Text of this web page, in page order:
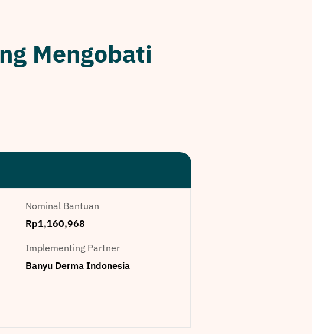
Mengobati
Nominal Bantuan
Rp1,160,968
Implementing Partner
Banyu Derma Indonesia